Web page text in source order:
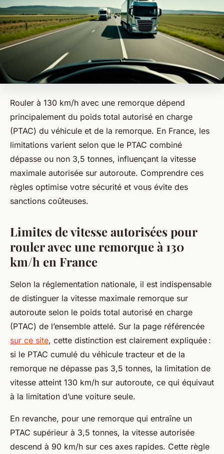
Rouler à 130 km/h avec une remorque dépend
principalement du poids total autorisé en charge
(PTAC) du véhicule et de la remorque. En France, les
limitations varient selon que le PTAC combiné
dépasse ou non 3,5 tonnes, influençant la vitesse
maximale autorisée sur autoroute. Comprendre ces
règles optimise votre sécurité et vous évite des
sanctions coûteuses.
Limites de vitesse autorisées pour
rouler avec une remorque à 130
km/h en France
Selon la réglementation nationale, il est indispensable
de distinguer la vitesse maximale remorque sur
autoroute selon le poids total autorisé en charge
(PTAC) de l’ensemble attelé. Sur la page référencée
sur ce site, cette distinction est clairement expliquée :
si le PTAC cumulé du véhicule tracteur et de la
remorque ne dépasse pas 3,5 tonnes, la limitation de
vitesse atteint 130 km/h sur autoroute, ce qui équivaut
à la limitation d’une voiture seule.
En revanche, pour une remorque qui entraîne un
PTAC supérieur à 3,5 tonnes, la vitesse autorisée
descend à 90 km/h sur ces axes rapides. Cette règle